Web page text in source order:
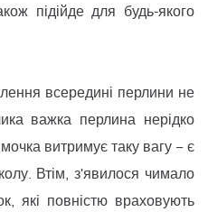
підійде для будь-якого
всередині перлини не
важка перлина нерідко
витримує таку вагу − є
Втім, з'явилося чимало
які повністю враховують